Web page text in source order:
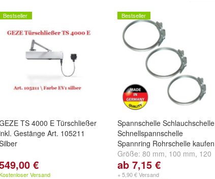
Bestseller
TS 4000 E Türschließer
Gestänge Art. 105211
€
Versand
Bestseller
Spannschelle Schlauchschelle
Schnellspannschelle
Spannring Rohrschelle kaufen
Größe: 80 mm, 100 mm, 120
mm und weitere ...
ab 7,15 €
+ 5,90 € Versand